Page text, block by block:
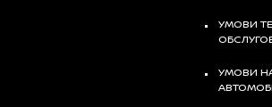
УМОВИ
УМОВИ